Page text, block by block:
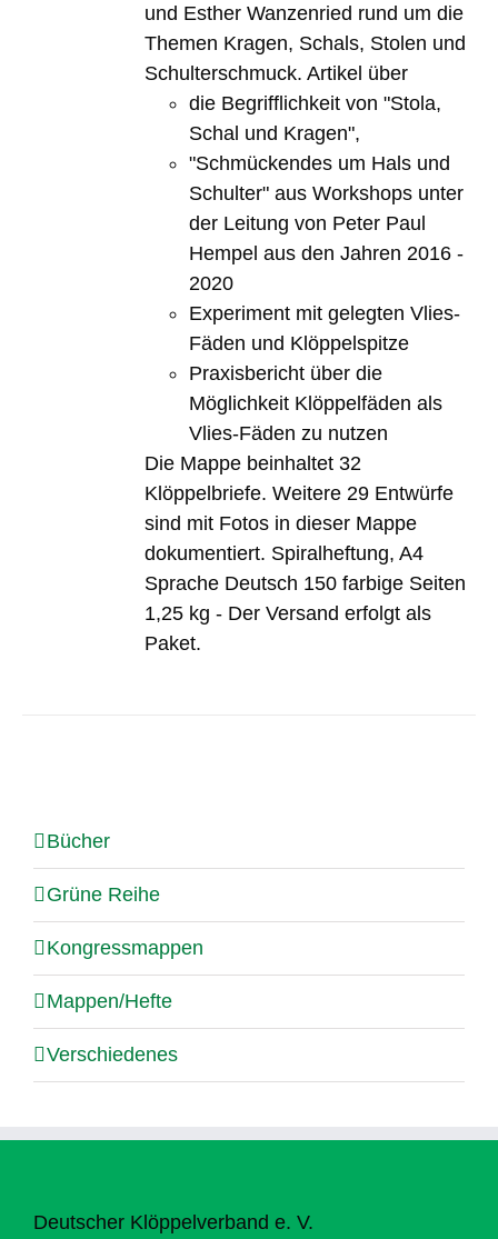
und Esther Wanzenried rund um die
Themen Kragen, Schals, Stolen und
Schulterschmuck. Artikel über
die Begrifflichkeit von "Stola,
Schal und Kragen",
"Schmückendes um Hals und
Schulter" aus Workshops unter
der Leitung von Peter Paul
Hempel aus den Jahren 2016 -
2020
Experiment mit gelegten Vlies-
Fäden und Klöppelspitze
Praxisbericht über die
Möglichkeit Klöppelfäden als
Vlies-Fäden zu nutzen
Die Mappe beinhaltet 32
Klöppelbriefe. Weitere 29 Entwürfe
sind mit Fotos in dieser Mappe
dokumentiert. Spiralheftung, A4
Sprache Deutsch 150 farbige Seiten
1,25 kg - Der Versand erfolgt als
Paket.
Bücher
Grüne Reihe
Kongressmappen
Mappen/Hefte
Verschiedenes
Deutscher Klöppelverband e. V.